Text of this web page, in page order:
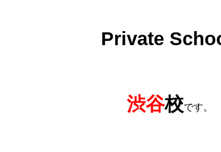
Private
渋谷校です。